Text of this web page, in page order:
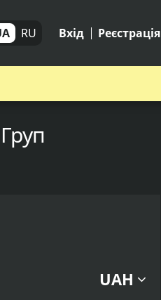
RU Вхід Реєстрація
UAH